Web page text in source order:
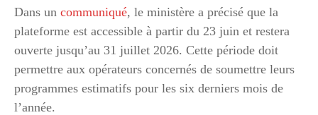
Dans un communiqué, le ministère a précisé que la
plateforme est accessible à partir du 23 juin et restera
ouverte jusqu’au 31 juillet 2026. Cette période doit
permettre aux opérateurs concernés de soumettre leurs
programmes estimatifs pour les six derniers mois de
l’année.